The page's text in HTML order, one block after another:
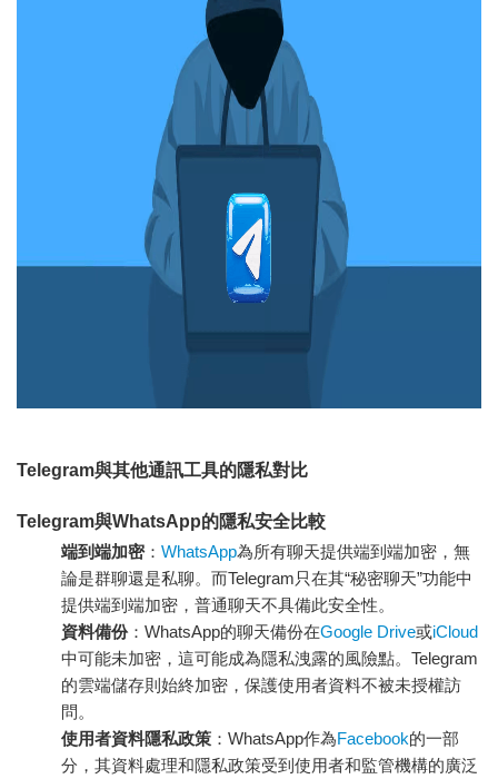
Telegram與其他通訊工具的隱私對比
Telegram與WhatsApp的隱私安全比較
端到端加密： WhatsApp為所有聊天提供端到端加密，無
論是群聊還是私聊。而Telegram只在其“秘密聊天”功能中
提供端到端加密，普通聊天不具備此安全性。
資料備份：WhatsApp的聊天備份在Google Drive或iCloud
中可能未加密，這可能成為隱私洩露的風險點。Telegram
的雲端儲存則始終加密，保護使用者資料不被未授權訪
問。
使用者資料隱私政策 ：WhatsApp作為Facebook的一部
分，其資料處理和隱私政策受到使用者和監管機構的廣泛